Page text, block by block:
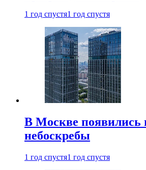
1 год спустя1 год спустя
В Москве появились
небоскребы
1 год спустя1 год спустя